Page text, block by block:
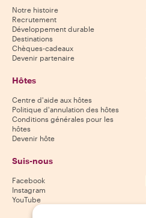
Notre histoire
Recrutement
Développement durable
Destinations
Chèques-cadeaux
Devenir partenaire
Hôtes
Centre d'aide aux hôtes
Politique d'annulation des hôtes
Conditions générales pour les
hôtes
Devenir hôte
Suis-nous
Facebook
Instagram
YouTube